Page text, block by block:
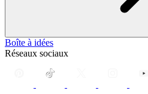
Boîte à idées
Réseaux sociaux